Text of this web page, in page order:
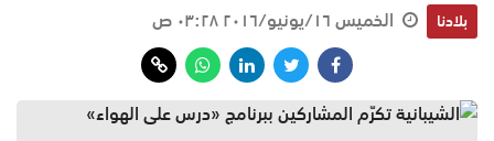
بلادنا الخميس ١٦/يونيو/٢٠١٦ ٠٣:٢٨ ص